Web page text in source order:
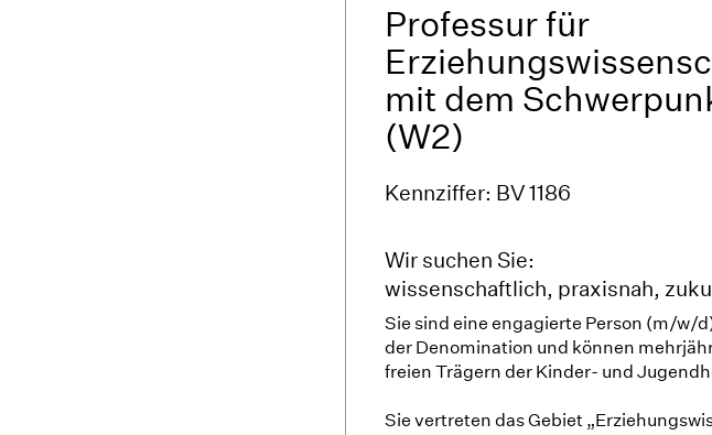
Professur für
mit dem
(W2)
Kennziffer: BV 1186
Wir suchen Sie:
wissenschaftlich, praxisnah,
Sie sind eine engagierte Person (m/w/
der Denomination und können
freien Trägern der Kinder- und
Sie vertreten das Gebiet